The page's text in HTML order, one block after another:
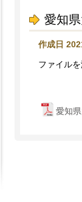
愛知
作成日
ファイル
愛知